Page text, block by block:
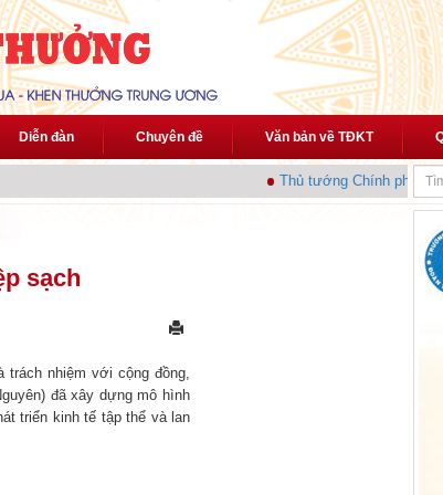
Diễn đàn Chuyên đề Văn bản về TĐKT
Thủ tướng Chính phủ phát
sạch
nhiệm với cộng đồng,
đã xây dựng mô hình
triển kinh tế tập thể và lan